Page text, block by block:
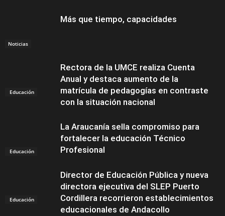
Noticias
Más que tiempo, capacidades
Educación
Rectora de la UMCE realiza Cuenta
Anual y destaca aumento de la
matrícula de pedagogías en contraste
con la situación nacional
Educación
La Araucanía sella compromiso para
fortalecer la educación Técnico
Profesional
Educación
Director de Educación Pública y nueva
directora ejecutiva del SLEP Puerto
Cordillera recorrieron establecimientos
educacionales de Andacollo